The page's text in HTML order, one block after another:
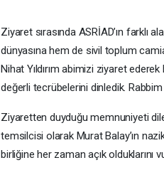
Ziyaret sırasında ASRİAD’ın farklı
dünyasına hem de sivil toplum
Nihat Yıldırım abimizi ziyaret
değerli tecrübelerini dinledik. Rabbim
Ziyaretten duyduğu memnuniyeti dile
temsilcisi olarak Murat Balay’ın
birliğine her zaman açık olduklarını